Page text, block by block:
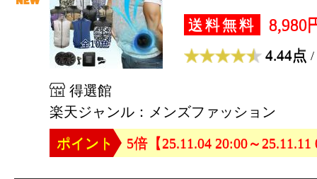
送料無料 8,980
4.44点 /
得選館
楽天ジャンル：メンズファッション
ポイント
5倍【25.11.04 20:00～25.11.11